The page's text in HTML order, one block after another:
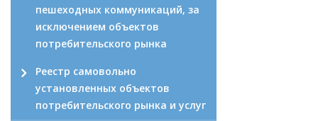
пешеходных коммуникаций, за
исключением объектов
потребительского рынка
Реестр самовольно
установленных объектов
потребительского рынка и услуг